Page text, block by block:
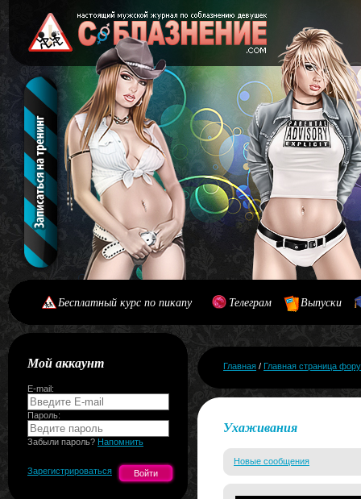
Бесплатный курс по пикапу Телеграм Выпуски
Мой аккаунт
E-mail:
Пароль:
Забыли пароль? Напомнить
Зарегистрироваться
Главная / Главная страница
Ухаживания
Новые сообщения